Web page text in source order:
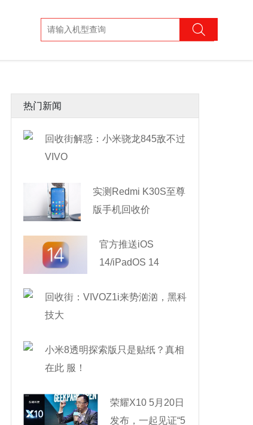
热门新闻
回收街解惑：小米骁龙845敌不过
VIVO
实测Redmi K30S至尊
版手机回收价
官方推送iOS
14/iPadOS 14
回收街：VIVOZ1i来势汹汹，黑科
技大
小米8透明探索版只是贴纸？真相
在此 服！
荣耀X10 5月20日
发布，一起见证“5